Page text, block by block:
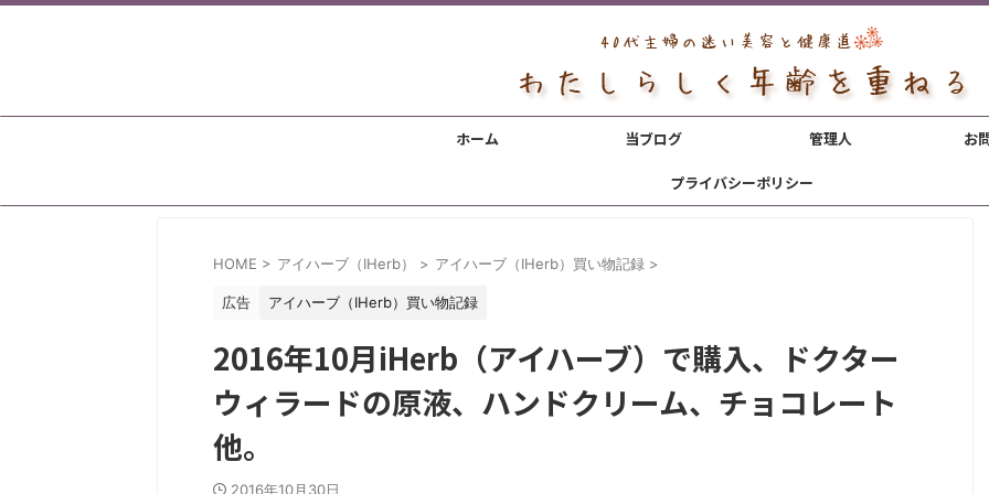
ホーム 当ブログ 管理人 お
プライバシーポリシー
HOME > アイハーブ（IHerb） > アイハーブ（IHerb）買い物記録 >
広告 アイハーブ（IHerb）買い物記録
2016年10月iHerb（アイハーブ）で購入、ドクター
ウィラードの原液、ハンドクリーム、チョコレート
他。
2016年10月30日